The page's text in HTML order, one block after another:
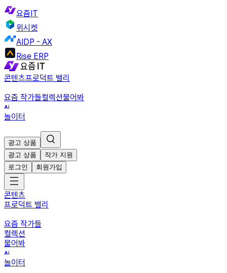
요즘IT
위시켓
AIDP - AX
Rise ERP
콘텐츠프로덕트 밸리
요즘 작가들컬렉션물어봐
놀이터
광고 상품
광고 상품
작가 지원
로그인
회원가입
콘텐츠
프로덕트 밸리
요즘 작가들
컬렉션
물어봐
놀이터